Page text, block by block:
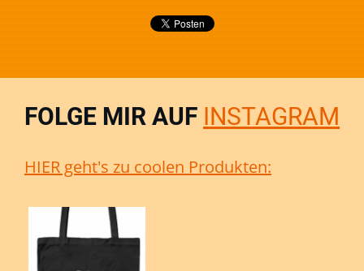
FOLGE MIR AUF INSTAGRAM
HIER geht's zu coolen Produkten: